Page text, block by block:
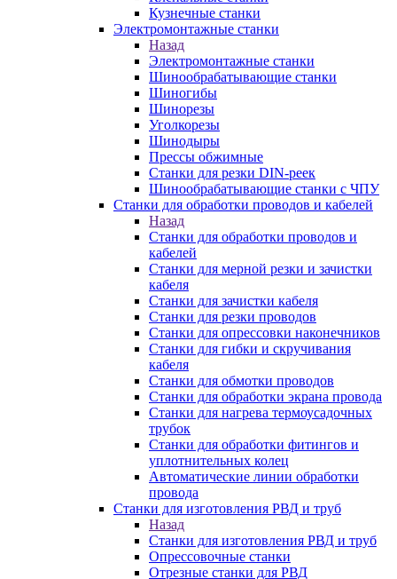
Кузнечные станки
Электромонтажные станки
Назад
Электромонтажные станки
Шинообрабатывающие станки
Шиногибы
Шинорезы
Уголкорезы
Шинодыры
Прессы обжимные
Станки для резки DIN-реек
Шинообрабатывающие станки с ЧПУ
Станки для обработки проводов и кабелей
Назад
Станки для обработки проводов и
кабелей
Станки для мерной резки и зачистки
кабеля
Станки для зачистки кабеля
Станки для резки проводов
Станки для опрессовки наконечников
Станки для гибки и скручивания
кабеля
Станки для обмотки проводов
Станки для обработки экрана провода
Станки для нагрева термоусадочных
трубок
Станки для обработки фитингов и
уплотнительных колец
Автоматические линии обработки
провода
Станки для изготовления РВД и труб
Назад
Станки для изготовления РВД и труб
Опрессовочные станки
Отрезные станки для РВД